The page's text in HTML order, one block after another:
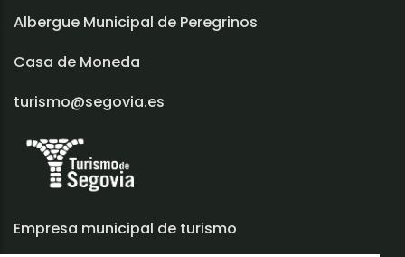
Albergue Municipal de Peregrinos
Casa de Moneda
turismo@segovia.es
Empresa municipal de turismo